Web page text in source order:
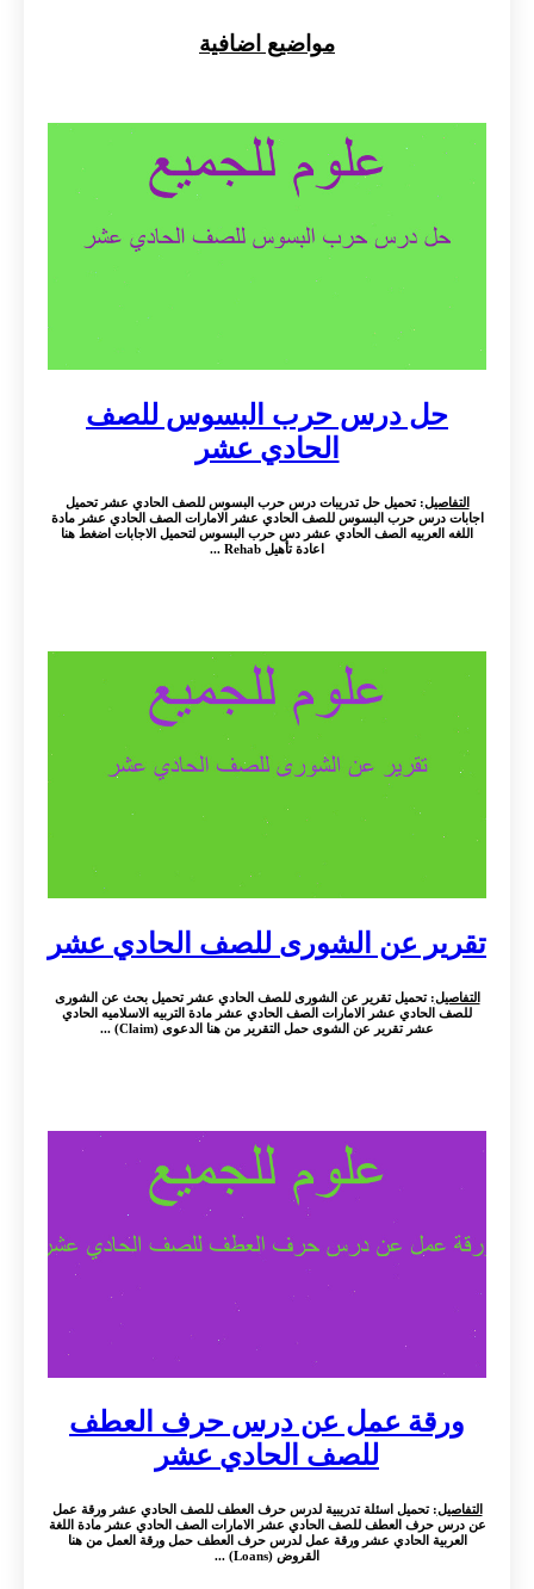
مواضيع اضافية
حل درس حرب البسوس للصف
الحادي عشر
التفاصيل: تحميل حل تدريبات درس حرب البسوس للصف الحادي عشر تحميل
اجابات درس حرب البسوس للصف الحادي عشر الامارات الصف الحادي عشر مادة
اللغه العربيه الصف الحادي عشر دس حرب البسوس لتحميل الاجابات اضغط هنا
اعادة تأهيل Rehab ...
تقرير عن الشورى للصف الحادي عشر
التفاصيل: تحميل تقرير عن الشورى للصف الحادي عشر تحميل بحث عن الشورى
للصف الحادي عشر الامارات الصف الحادي عشر مادة التربيه الاسلاميه الحادي
عشر تقرير عن الشوى حمل التقرير من هنا الدعوى (Claim) ...
ورقة عمل عن درس حرف العطف
للصف الحادي عشر
التفاصيل: تحميل اسئلة تدريبية لدرس حرف العطف للصف الحادي عشر ورقة عمل
عن درس حرف العطف للصف الحادي عشر الامارات الصف الحادي عشر مادة اللغة
العربية الحادي عشر ورقة عمل لدرس حرف العطف حمل ورقة العمل من هنا
القروض (Loans) ...